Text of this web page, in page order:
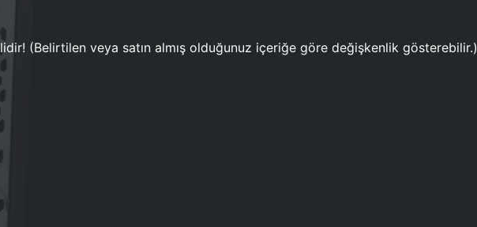
(Belirtilen veya satın almış olduğunuz içeriğe göre değişkenlik gösterebilir.)